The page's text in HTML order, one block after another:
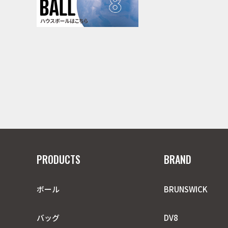
PRODUCTS
ボール
バッグ
BRAND
BRUNSWICK
DV8